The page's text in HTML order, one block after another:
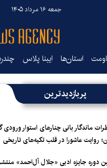
جمعه ۱۶ مرداد ۱۴۰۵
استان‌ها ایبنا پلاس
پربازدیدترین
ماندگار بانی چنارهای استوار ورودی
روایت عاشورا در قلب تکیه‌های تاریخی
دوره جایزه ادبی «جلال آل‌احمد»